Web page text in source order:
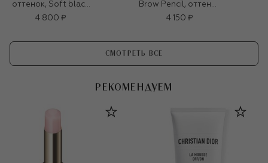
оттенок, Soft black
(0,33g)
4 800 ₽
Brow Pencil, оттенок
Warm Brown (0,06g)
4 150 ₽
СМОТРЕТЬ ВСЕ
РЕКОМЕНДУЕМ